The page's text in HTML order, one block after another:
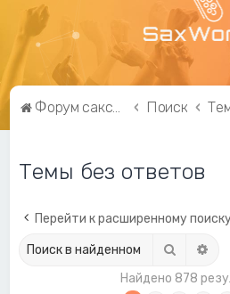
Форум саксофонистов SaxWorld.org Поиск
Темы без ответов
Перейти к расширенному поиску
Поиск
Найдено 878